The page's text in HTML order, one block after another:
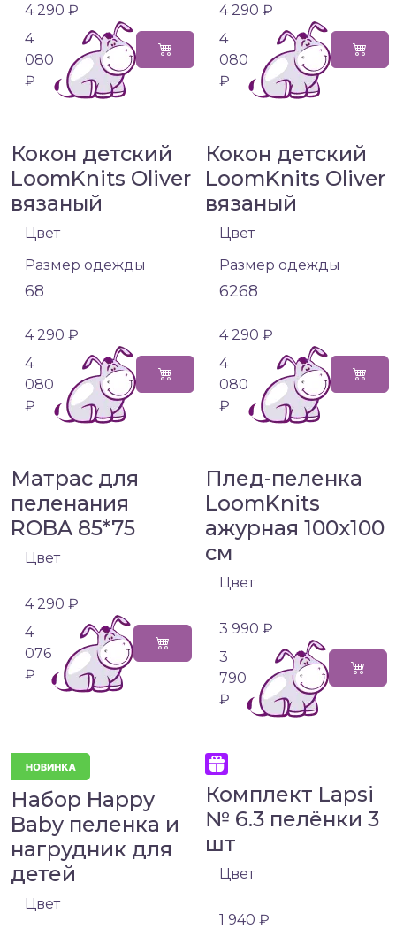
4 290 ₽
4
080
₽
4 290 ₽
4
080
₽
Кокон детский
LoomKnits Oliver
вязаный
Цвет
Размер одежды
68
4 290 ₽
4
080
₽
Кокон детский
LoomKnits Oliver
вязаный
Цвет
Размер одежды
6268
4 290 ₽
4
080
₽
Матрас для
пеленания
ROBA 85*75
Цвет
4 290 ₽
4
076
₽
Плед-пеленка
LoomKnits
ажурная 100х100
см
Цвет
3 990 ₽
3
790
₽
Набор Happy
Baby пеленка и
нагрудник для
детей
Цвет
Комплект Lapsi
№ 6.3 пелёнки 3
шт
Цвет
1 940 ₽